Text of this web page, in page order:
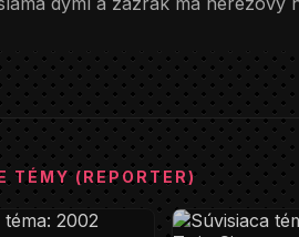
TÉMY (REPORTER)